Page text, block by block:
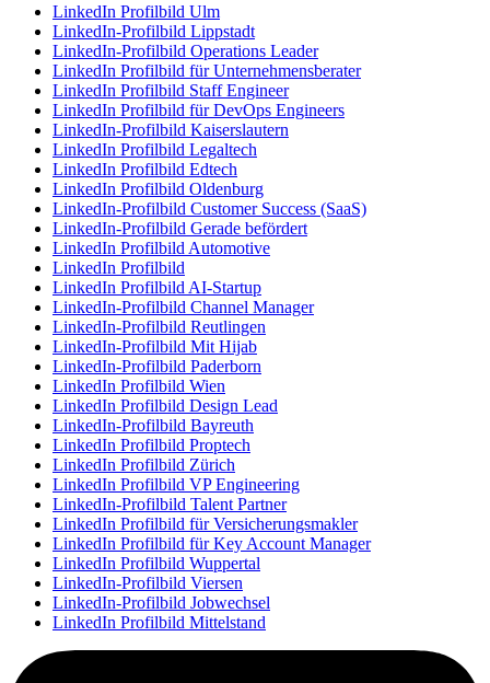
LinkedIn Profilbild Ulm
LinkedIn-Profilbild Lippstadt
LinkedIn-Profilbild Operations Leader
LinkedIn Profilbild für Unternehmensberater
LinkedIn Profilbild Staff Engineer
LinkedIn Profilbild für DevOps Engineers
LinkedIn-Profilbild Kaiserslautern
LinkedIn Profilbild Legaltech
LinkedIn Profilbild Edtech
LinkedIn Profilbild Oldenburg
LinkedIn-Profilbild Customer Success (SaaS)
LinkedIn-Profilbild Gerade befördert
LinkedIn Profilbild Automotive
LinkedIn Profilbild
LinkedIn Profilbild AI-Startup
LinkedIn-Profilbild Channel Manager
LinkedIn-Profilbild Reutlingen
LinkedIn-Profilbild Mit Hijab
LinkedIn-Profilbild Paderborn
LinkedIn Profilbild Wien
LinkedIn Profilbild Design Lead
LinkedIn-Profilbild Bayreuth
LinkedIn Profilbild Proptech
LinkedIn Profilbild Zürich
LinkedIn Profilbild VP Engineering
LinkedIn-Profilbild Talent Partner
LinkedIn Profilbild für Versicherungsmakler
LinkedIn Profilbild für Key Account Manager
LinkedIn Profilbild Wuppertal
LinkedIn-Profilbild Viersen
LinkedIn-Profilbild Jobwechsel
LinkedIn Profilbild Mittelstand